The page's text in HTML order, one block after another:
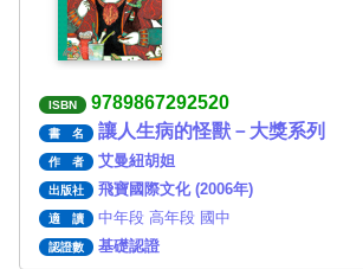
ISBN 9789867292520
書 名 讓人生病的怪獸－大獎系列
作 者 艾曼紐胡妲
出版社 飛寶國際文化 (2006年)
適 讀 中年段 高年段 國中
認證數 基礎認證